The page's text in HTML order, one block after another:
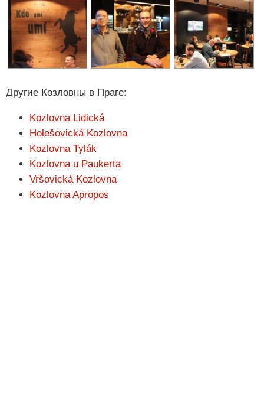
Другие Козловны в Праге:
Kozlovna Lidická
Holešovická Kozlovna
Kozlovna Tylák
Kozlovna u Paukerta
Vršovická Kozlovna
Kozlovna Apropos